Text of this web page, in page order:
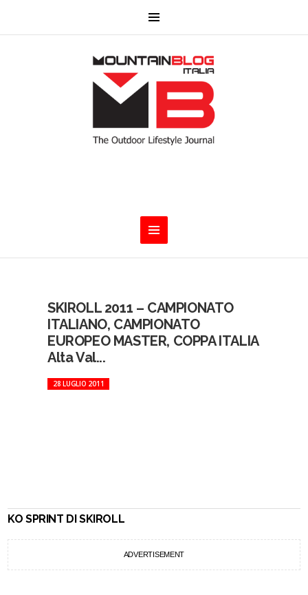
SKIROLL 2011 – CAMPIONATO
ITALIANO, CAMPIONATO
EUROPEO MASTER, COPPA ITALIA
Alta Val...
28 LUGLIO 2011
KO SPRINT DI SKIROLL
ADVERTISEMENT